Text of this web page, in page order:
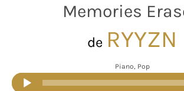
Memories
de RYYZN
Piano, Pop
Reproductor